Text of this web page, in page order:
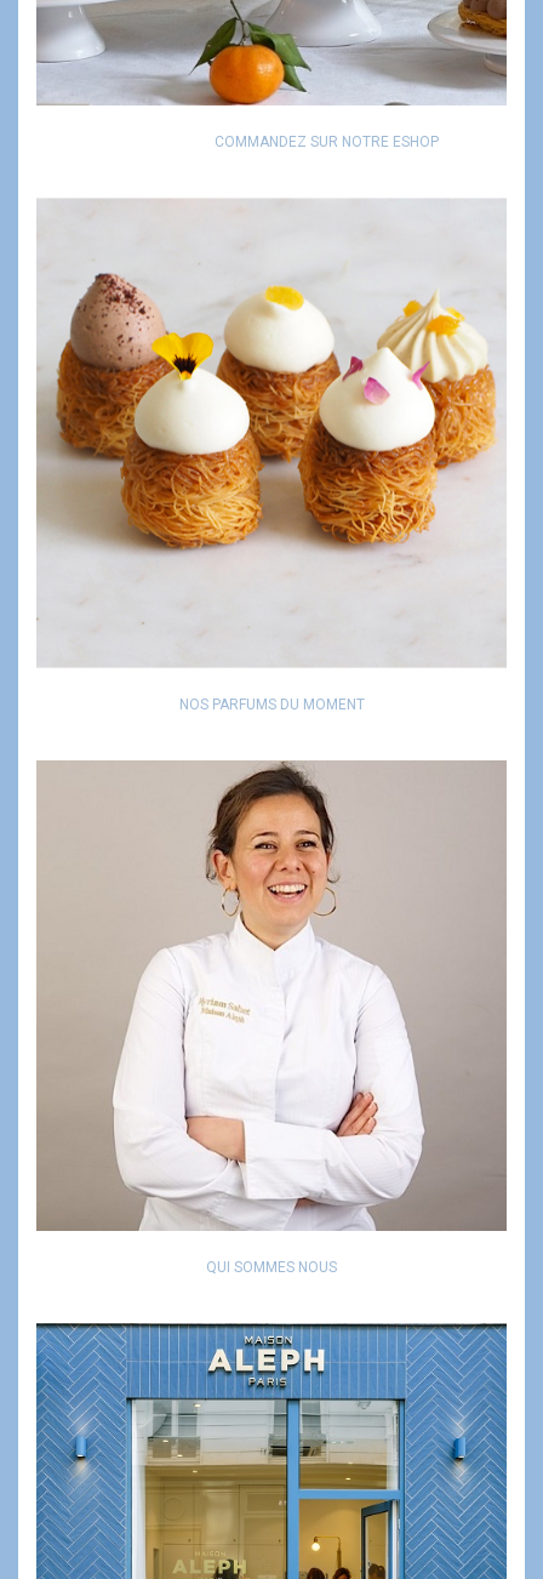
COMMANDEZ SUR NOTRE ESHOP
NOS PARFUMS DU MOMENT
QUI SOMMES NOUS